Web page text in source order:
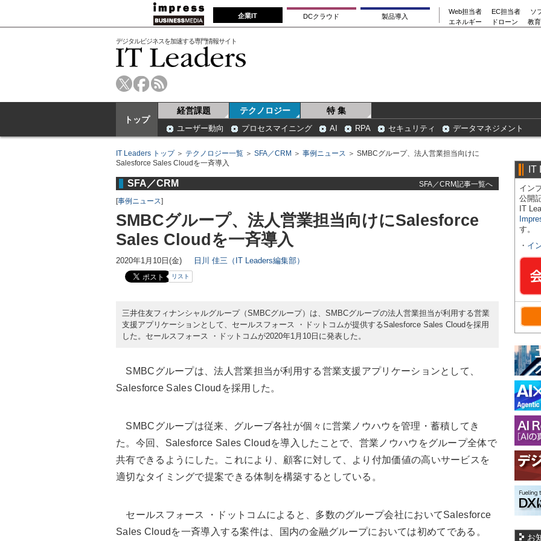
企業IT DCクラウド 製品導入
Web担当者 EC担当者
ソ
エネルギー
ドローン 教
デジタルビジネスを加速する専門情報サイト
トップ
経営課題 テクノロジー 特 集
ユーザー動向 プロセスマイニング AI RPA セキュリティ データマネジメント
IT Leaders トップ＞ テクノロジー一覧 ＞ SFA／CRM ＞ 事例ニュース ＞ SMBCグループ、法人営業担当向けに
Salesforce Sales Cloudを一斉導入
SFA／CRM
SFA／CRM記事一覧へ
[事例ニュース]
SMBCグループ、法人営業担当向けにSalesforce
Sales Cloudを一斉導入
2020年1月10日(金) 日川 佳三（IT Leaders編集部）
リスト
三井住友フィナンシャルグループ（SMBCグループ）は、SMBCグループの法人営業担当が利用する営業
支援アプリケーションとして、セールスフォース ・ドットコムが提供するSalesforce Sales Cloudを採用
した。セールスフォース ・ドットコムが2020年1月10日に発表した。
SMBCグループは、法人営業担当が利用する営業支援アプリケーションとして、
Salesforce Sales Cloudを採用した。
SMBCグループは従来、グループ各社が個々に営業ノウハウを管理・蓄積してき
た。今回、Salesforce Sales Cloudを導入したことで、営業ノウハウをグループ全体で
共有できるようにした。これにより、顧客に対して、より付加価値の高いサービスを
適切なタイミングで提案できる体制を構築するとしている。
セールスフォース ・ドットコムによると、多数のグループ会社においてSalesforce
Sales Cloudを一斉導入する案件は、国内の金融グループにおいては初めてである。
IT
イン
公開
IT
す。
・ イ
お